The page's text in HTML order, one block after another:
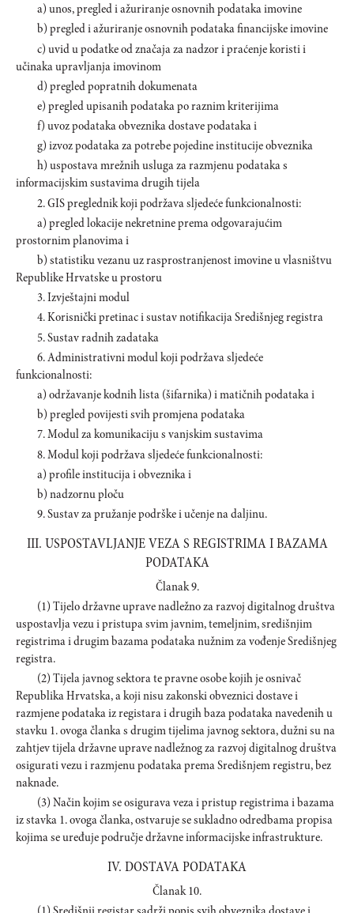
a) unos, pregled i ažuriranje osnovnih podataka imovine
b) pregled i ažuriranje osnovnih podataka financijske imovine
c) uvid u podatke od značaja za nadzor i praćenje koristi i
učinaka upravljanja imovinom
d) pregled popratnih dokumenata
e) pregled upisanih podataka po raznim kriterijima
f) uvoz podataka obveznika dostave podataka i
g) izvoz podataka za potrebe pojedine institucije obveznika
h) uspostava mrežnih usluga za razmjenu podataka s
informacijskim sustavima drugih tijela
2. GIS preglednik koji podržava sljedeće funkcionalnosti:
a) pregled lokacije nekretnine prema odgovarajućim
prostornim planovima i
b) statistiku vezanu uz rasprostranjenost imovine u vlasništvu
Republike Hrvatske u prostoru
3. Izvještajni modul
4. Korisnički pretinac i sustav notifikacija Središnjeg registra
5. Sustav radnih zadataka
6. Administrativni modul koji podržava sljedeće
funkcionalnosti:
a) održavanje kodnih lista (šifarnika) i matičnih podataka i
b) pregled povijesti svih promjena podataka
7. Modul za komunikaciju s vanjskim sustavima
8. Modul koji podržava sljedeće funkcionalnosti:
a) profile institucija i obveznika i
b) nadzornu ploču
9. Sustav za pružanje podrške i učenje na daljinu.
III. USPOSTAVLJANJE VEZA S REGISTRIMA I BAZAMA
PODATAKA
Članak 9.
(1) Tijelo državne uprave nadležno za razvoj digitalnog društva
uspostavlja vezu i pristupa svim javnim, temeljnim, središnjim
registrima i drugim bazama podataka nužnim za vođenje Središnjeg
registra.
(2) Tijela javnog sektora te pravne osobe kojih je osnivač
Republika Hrvatska, a koji nisu zakonski obveznici dostave i
razmjene podataka iz registara i drugih baza podataka navedenih u
stavku 1. ovoga članka s drugim tijelima javnog sektora, dužni su na
zahtjev tijela državne uprave nadležnog za razvoj digitalnog društva
osigurati vezu i razmjenu podataka prema Središnjem registru, bez
naknade.
(3) Način kojim se osigurava veza i pristup registrima i bazama
iz stavka 1. ovoga članka, ostvaruje se sukladno odredbama propisa
kojima se uređuje područje državne informacijske infrastrukture.
IV. DOSTAVA PODATAKA
Članak 10.